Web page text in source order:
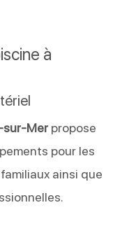
à
sur-Merpropose
pour les
ainsi que